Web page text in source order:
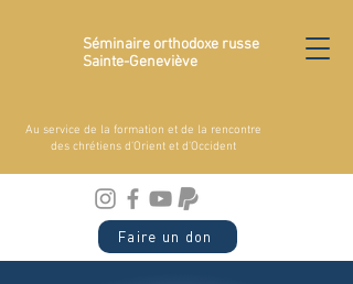
Séminaire orthodoxe russe
Sainte-Geneviève
Au service de la formation et de la rencontre
des chrétiens d'Orient et d'Occident
Faire un don